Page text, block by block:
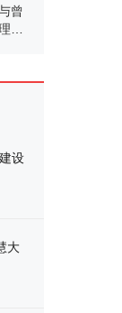
曾
智
设
大